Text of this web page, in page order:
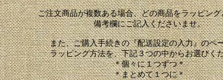
ご注文商品が複数ある場合、どの商品をラッピン
備考欄にご記入くださいませ。
また、ご購入手続きの『配送設定の入力』のペ
ラッピング方法を、下記３つの中からお選びく
＊個々に１つずつ＊
＊まとめて１つに＊